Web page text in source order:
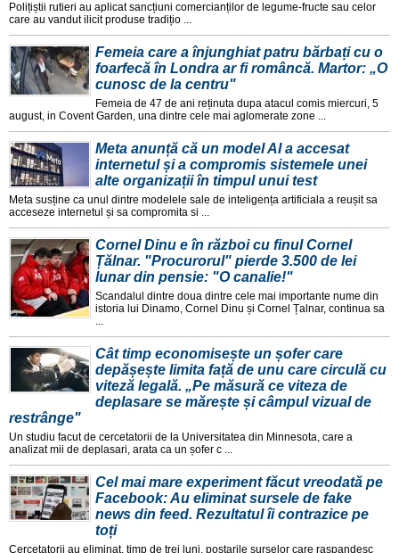
Polițiștii rutieri au aplicat sancțiuni comercianților de legume-fructe sau celor
care au vandut ilicit produse tradițio ...
Femeia care a înjunghiat patru bărbați cu o
foarfecă în Londra ar fi româncă. Martor: „O
cunosc de la centru"
Femeia de 47 de ani reținuta dupa atacul comis miercuri, 5
august, in Covent Garden, una dintre cele mai aglomerate zone ...
Meta anunță că un model AI a accesat
internetul și a compromis sistemele unei
alte organizații în timpul unui test
Meta susține ca unul dintre modelele sale de inteligența artificiala a reușit sa
acceseze internetul și sa compromita si ...
Cornel Dinu e în război cu finul Cornel
Țălnar. "Procurorul" pierde 3.500 de lei
lunar din pensie: "O canalie!"
Scandalul dintre doua dintre cele mai importante nume din
istoria lui Dinamo, Cornel Dinu și Cornel Țalnar, continua sa
...
Cât timp economisește un șofer care
depășește limita față de unu care circulă cu
viteză legală. „Pe măsură ce viteza de
deplasare se mărește și câmpul vizual de
restrânge"
Un studiu facut de cercetatorii de la Universitatea din Minnesota, care a
analizat mii de deplasari, arata ca un șofer c ...
Cel mai mare experiment făcut vreodată pe
Facebook: Au eliminat sursele de fake
news din feed. Rezultatul îi contrazice pe
toți
Cercetatorii au eliminat, timp de trei luni, postarile surselor care raspandesc